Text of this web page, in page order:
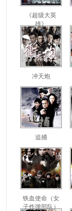
《超级大英
雄》
冲天炮
追捕
铁血使命（女
子炸弹部队）